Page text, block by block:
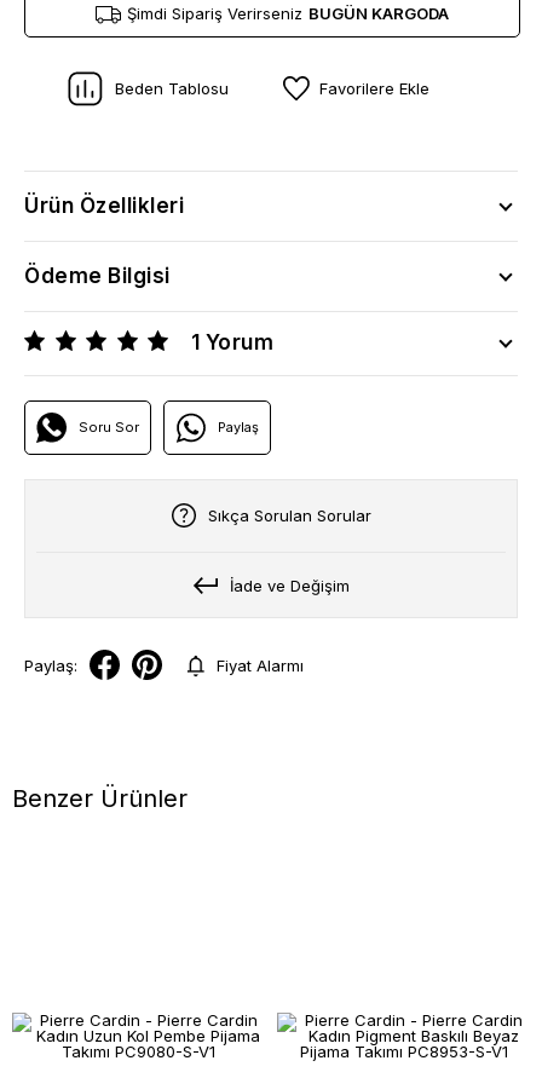
Şimdi Sipariş Verirseniz BUGÜN KARGODA
Beden Tablosu Favorilere Ekle
Ürün Özellikleri
Ödeme Bilgisi
1 Yorum
Soru Sor Paylaş
Sıkça Sorulan Sorular
İade ve Değişim
Paylaş: Fiyat Alarmı
Benzer Ürünler